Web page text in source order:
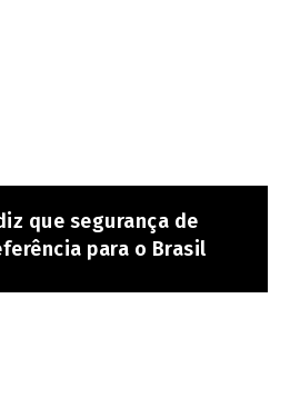
que segurança de
para o Brasil